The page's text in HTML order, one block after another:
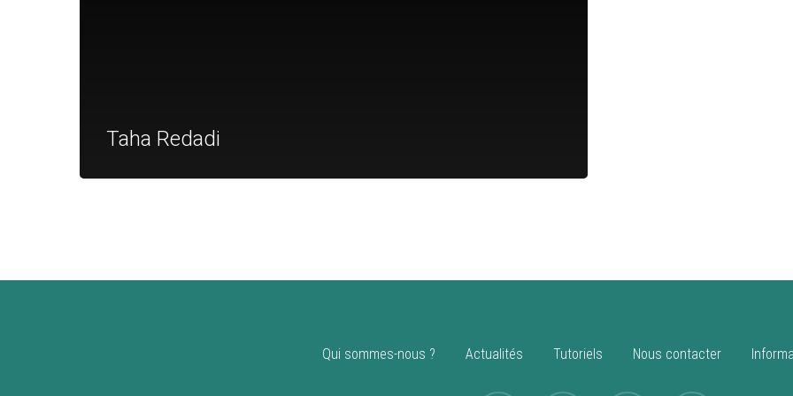
Taha Redadi
Qui sommes-nous ? Actualités Tutoriels Nous contacter